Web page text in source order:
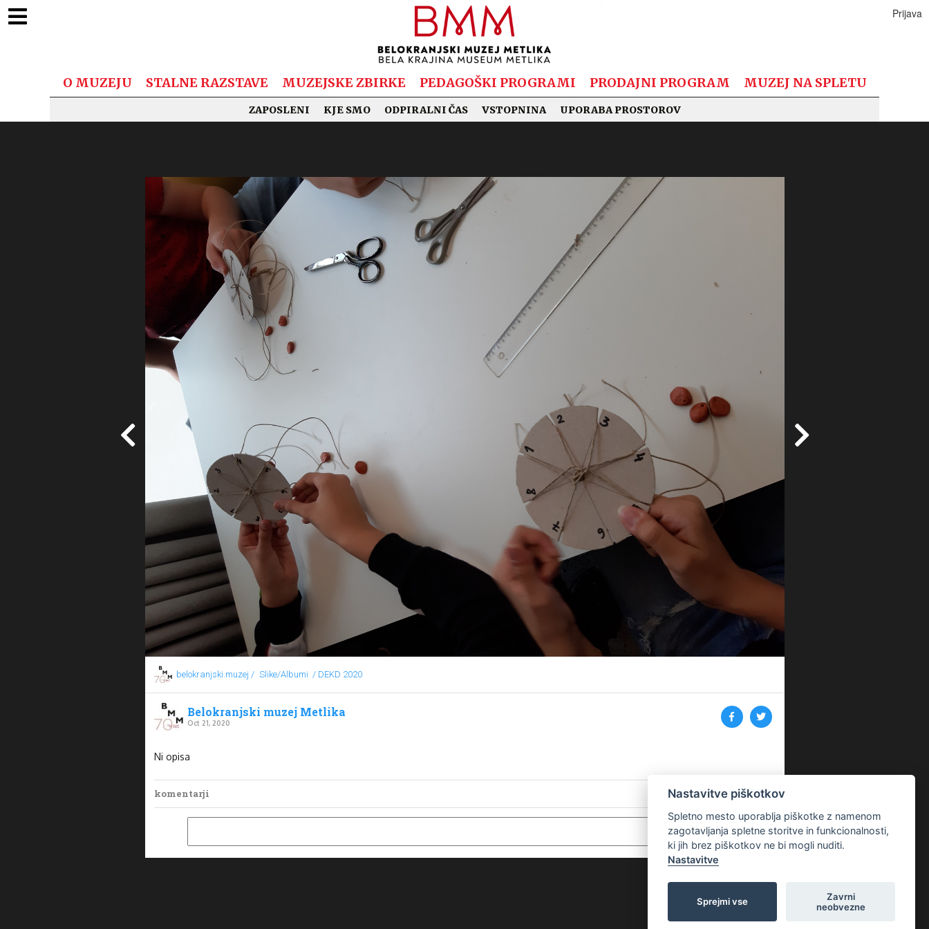
O MUZEJU STALNE RAZSTAVE MUZEJSKE ZBIRKE PEDAGOŠKI PROGRAMI PRODAJNI PROGRAM MUZEJ NA SPLETU
ZAPOSLENI KJE SMO ODPIRALNI ČAS VSTOPNINA UPORABA PROSTOROV
Prijava
belokranjski.muzej / Slike/Albumi / DEKD 2020
Belokranjski muzej Metlika
Oct 21, 2020
Ni opisa
komentarji Nastavitve piškotkov
Spletno mesto uporablja piškotke z namenom
zagotavljanja spletne storitve in funkcionalnosti,
ki jih brez piškotkov ne bi mogli nuditi.
Nastavitve
Sprejmi vse
Zavrni
neobvezne